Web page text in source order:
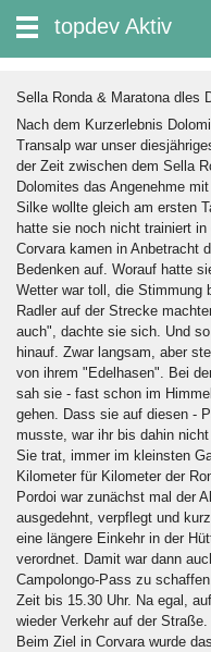
Suche: topdev Aktiv
Sella Ronda & Maratona dles
Nach dem Kurzerlebnis
Transalp war unser
der Zeit zwischen dem Sella
Dolomites das Angenehme
Silke wollte gleich am ersten
hatte sie noch nicht trainiert
Corvara kamen in Anbetracht
Bedenken auf. Worauf hatte
Wetter war toll, die Stimmung
Radler auf der Strecke
auch", dachte sie sich. Und
hinauf. Zwar langsam, aber
von ihrem "Edelhasen". Bei
sah sie - fast schon im
gehen. Dass sie auf diesen -
musste, war ihr bis dahin
Sie trat, immer im kleinsten
Kilometer für Kilometer der
Pordoi war zunächst mal der
ausgedehnt, verpflegt und
eine längere Einkehr in der
verordnet. Damit war dann
Campolongo-Pass zu
Zeit bis 15.30 Uhr. Na egal,
wieder Verkehr auf der Straße.
Beim Ziel in Corvara wurde